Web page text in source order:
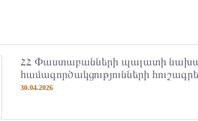
ՀՀ Փաստաբանների պալատի
համագործակցությունների
30.04.2026